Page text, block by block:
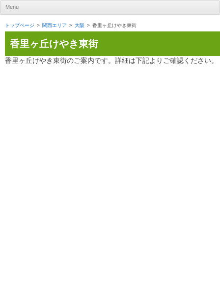
UR賃貸住宅ナビ
Menu
トップページ 関西エリア 大阪 香里ヶ丘けやき東街
香里ヶ丘けやき東街
香里ヶ丘けやき東街のご案内です。詳細は下記よりご確認ください。